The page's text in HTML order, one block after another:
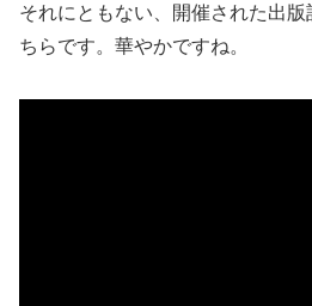
それにともない、開催された出版
ちらです。華やかですね。